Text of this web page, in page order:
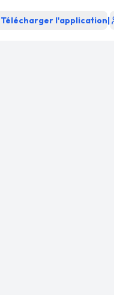
Télécharger l'application|